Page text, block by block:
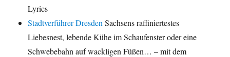
Lyrics
Stadtverführer Dresden Sachsens raffiniertestes
Liebesnest, lebende Kühe im Schaufenster oder eine
Schwebebahn auf wackligen Füßen… – mit dem